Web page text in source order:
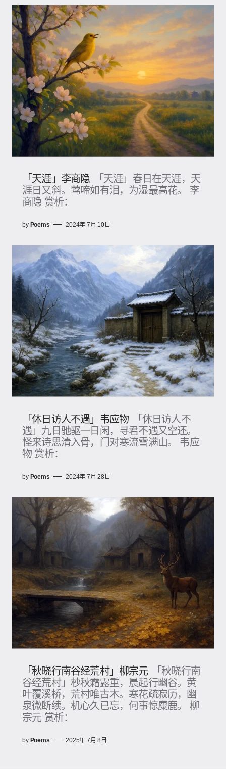
「天涯」李商隐
「天涯」春日在天涯，天
涯日又斜。莺啼如有泪，为湿最高花。 李
商隐 赏析：
by Poems 2024年 7月 10日
「休日访人不遇」韦应物
「休日访人不
遇」九日驰驱一日闲，寻君不遇又空还。
怪来诗思清入骨，门对寒流雪满山。 韦应
物 赏析：
by Poems 2024年 7月 28日
「秋晓行南谷经荒村」柳宗元
「秋晓行南
谷经荒村」杪秋霜露重，晨起行幽谷。黄
叶覆溪桥，荒村唯古木。寒花疏寂历，幽
泉微断续。机心久已忘，何事惊麋鹿。 柳
宗元 赏析：
by Poems 2025年 7月 8日